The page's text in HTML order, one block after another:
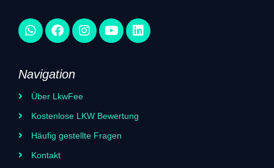
Navigation
Über LkwFee
Kostenlose LKW Bewertung
Häufig gestellte Fragen
Kontakt